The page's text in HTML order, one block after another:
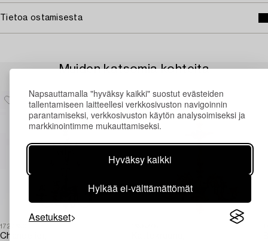
Napsauttamalla "hyväksy kaikki" suostut evästeiden
tallentamiseen laitteellesi verkkosivuston navigoinnin
parantamiseksi, verkkosivuston käytön analysoimiseksi ja
markkinointimme mukauttamiseksi.
Hyväksy kaikki
Hylkää ei-välttämättömät
Asetukset
Tietoa ostamisesta
Muiden katsomia kohteita
1727690
Chandelier,